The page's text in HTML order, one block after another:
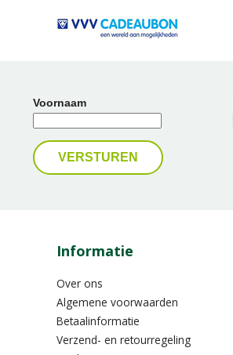
Voornaam
Informatie
Over ons
Algemene voorwaarden
Betaalinformatie
Verzend- en retourregeling